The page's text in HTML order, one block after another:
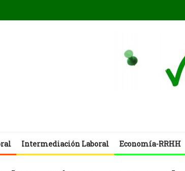
Intermediación Laboral Economía-RRHH